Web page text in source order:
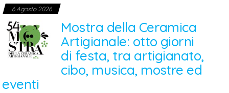
6 Agosto 2026
Mostra della Ceramica
Artigianale: otto giorni
di festa, tra artigianato,
cibo, musica, mostre ed
eventi